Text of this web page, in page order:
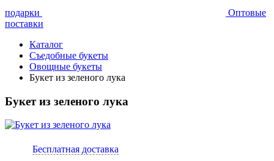
подарки
Оптовые
поставки
Каталог
Съедобные букеты
Овощные букеты
Букет из зеленого лука
Букет из зеленого лука
Бесплатная доставка